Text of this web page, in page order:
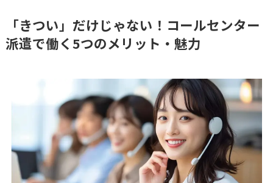
「きつい」だけじゃない！コールセンター
派遣で働く5つのメリット・魅力